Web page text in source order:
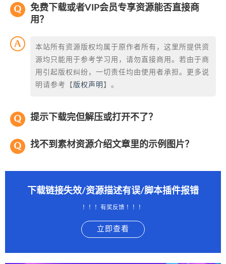
免费下载或者VIP会员专享资源能否直接商
用？
本站所有资源版权均属于原作者所有，这里所提供资
源均只能用于参考学习用，请勿直接商用。若由于商
用引起版权纠纷，一切责任均由使用者承担。更多说
明请参考【 版权声明 】。
提示下载完但解压或打开不了？
找不到素材资源介绍文章里的示例图片？
下载链接失效/资源描述有误/脚本插件报错
！！！有奖反馈 ！！！
立即查看